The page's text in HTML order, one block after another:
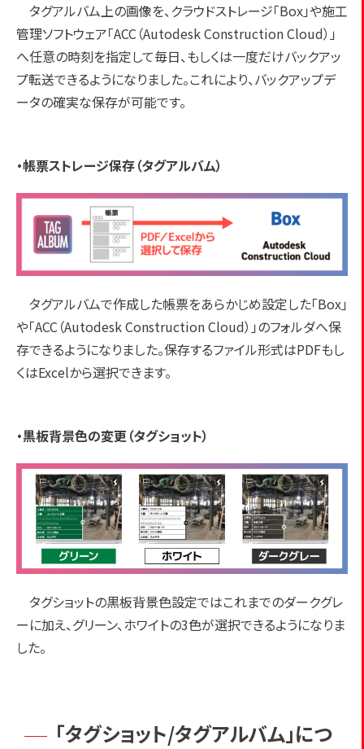
タグアルバム上の画像を、クラウドストレージ「Box」や施工
管理ソフトウェア「ACC（Autodesk Construction Cloud）」
へ任意の時刻を指定して毎日、もしくは一度だけバックアッ
プ転送できるようになりました。これにより、バックアップデ
ータの確実な保存が可能です。
・帳票ストレージ保存（タグアルバム）
タグアルバムで作成した帳票をあらかじめ設定した「Box」
や「ACC（Autodesk Construction Cloud）」のフォルダへ保
存できるようになりました。保存するファイル形式はPDFもし
くはExcelから選択できます。
・黒板背景色の変更（タグショット）
タグショットの黒板背景色設定ではこれまでのダークグレ
ーに加え、グリーン、ホワイトの3色が選択できるようになりま
した。
「タグショット/タグアルバム」につ